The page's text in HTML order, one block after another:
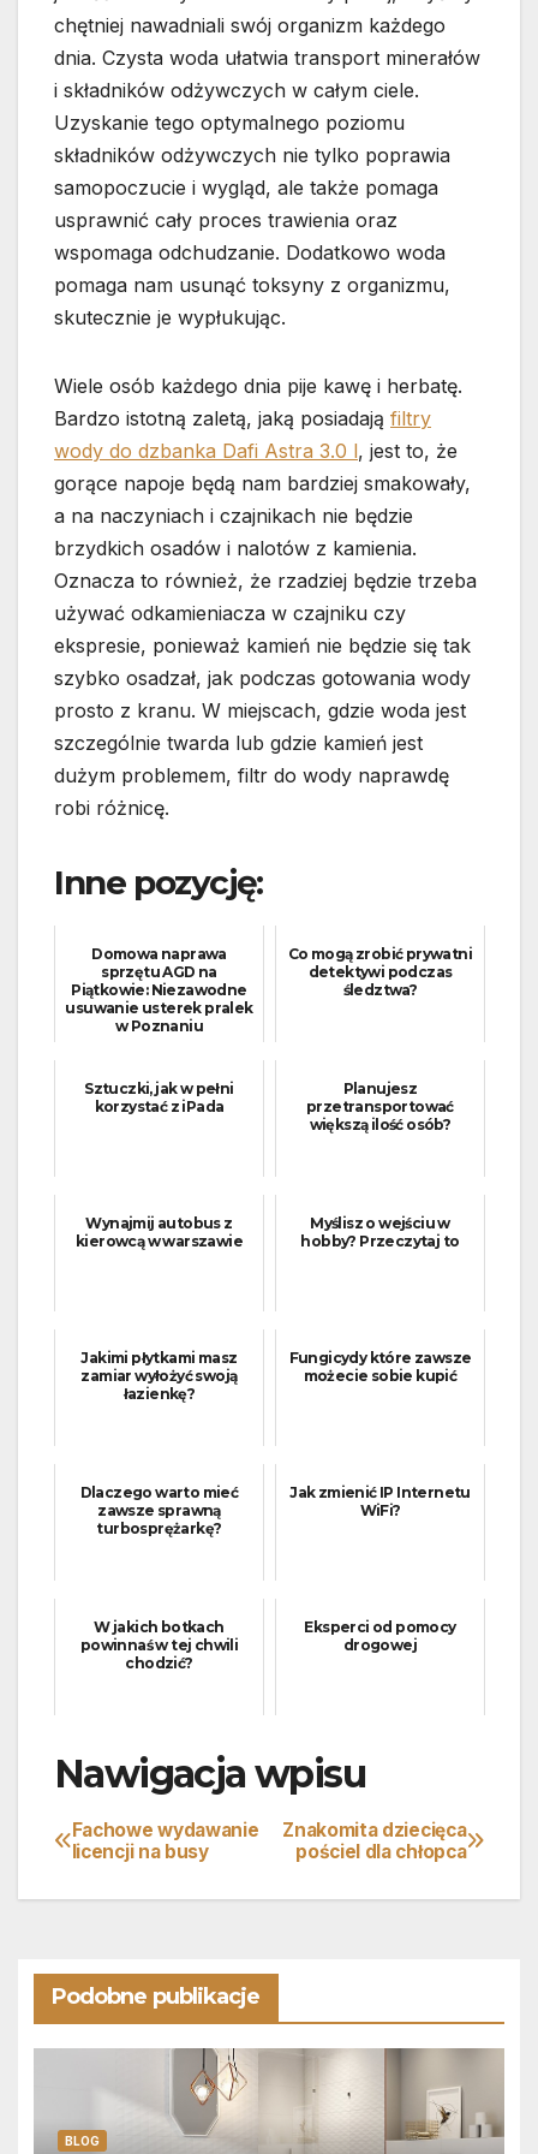
chętniej nawadniali swój organizm każdego
dnia. Czysta woda ułatwia transport minerałów
i składników odżywczych w całym ciele.
Uzyskanie tego optymalnego poziomu
składników odżywczych nie tylko poprawia
samopoczucie i wygląd, ale także pomaga
usprawnić cały proces trawienia oraz
wspomaga odchudzanie. Dodatkowo woda
pomaga nam usunąć toksyny z organizmu,
skutecznie je wypłukując.
Wiele osób każdego dnia pije kawę i herbatę.
Bardzo istotną zaletą, jaką posiadają filtry
wody do dzbanka Dafi Astra 3.0 l, jest to, że
gorące napoje będą nam bardziej smakowały,
a na naczyniach i czajnikach nie będzie
brzydkich osadów i nalotów z kamienia.
Oznacza to również, że rzadziej będzie trzeba
używać odkamieniacza w czajniku czy
ekspresie, ponieważ kamień nie będzie się tak
szybko osadzał, jak podczas gotowania wody
prosto z kranu. W miejscach, gdzie woda jest
szczególnie twarda lub gdzie kamień jest
dużym problemem, filtr do wody naprawdę
robi różnicę.
Inne pozycję:
Domowa naprawa
sprzętu AGD na
Piątkowie: Niezawodne
usuwanie usterek pralek
w Poznaniu
Co mogą zrobić prywatni
detektywi podczas
śledztwa?
Sztuczki, jak w pełni
korzystać z iPada
Planujesz
przetransportować
większą ilość osób?
Wynajmij autobus z
kierowcą w warszawie
Myślisz o wejściu w
hobby? Przeczytaj to
Jakimi płytkami masz
zamiar wyłożyć swoją
łazienkę?
Fungicydy które zawsze
możecie sobie kupić
Dlaczego warto mieć
zawsze sprawną
turbosprężarkę?
Jak zmienić IP Internetu
WiFi?
W jakich botkach
powinnaś w tej chwili
chodzić?
Eksperci od pomocy
drogowej
Nawigacja wpisu
Znakomita dziecięca
pościel dla chłopca
Fachowe wydawanie
licencji na busy
Podobne publikacje
BLOG